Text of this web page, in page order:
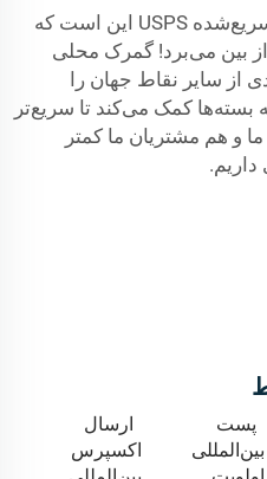
مزیت دیگر ارسال بین‌المللی تسریع‌شده USPS این است که
بین می‌برد! گمرک محلی
از سایر نقاط جهان را
کمک می‌کند تا سریع‌تر
ما و هم مشتریان ما کمتر
پست
بین‌المللی
ارسال
اکسپرس